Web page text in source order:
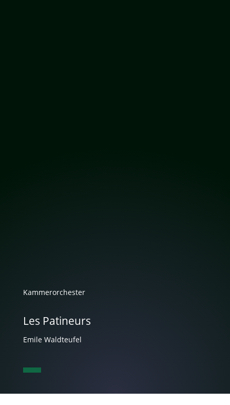
Kammerorchester
Les Patineurs
Emile Waldteufel